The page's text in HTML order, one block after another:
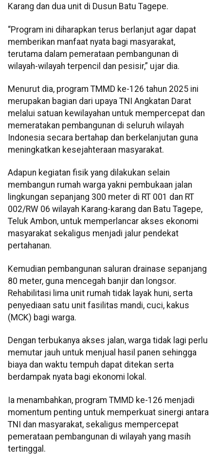
Karang dan dua unit di Dusun Batu Tagepe.
“Program ini diharapkan terus berlanjut agar dapat
memberikan manfaat nyata bagi masyarakat,
terutama dalam pemerataan pembangunan di
wilayah-wilayah terpencil dan pesisir,” ujar dia.
Menurut dia, program TMMD ke-126 tahun 2025 ini
merupakan bagian dari upaya TNI Angkatan Darat
melalui satuan kewilayahan untuk mempercepat dan
memeratakan pembangunan di seluruh wilayah
Indonesia secara bertahap dan berkelanjutan guna
meningkatkan kesejahteraan masyarakat.
Adapun kegiatan fisik yang dilakukan selain
membangun rumah warga yakni pembukaan jalan
lingkungan sepanjang 300 meter di RT 001 dan RT
002/RW 06 wilayah Karang-karang dan Batu Tagepe,
Teluk Ambon, untuk memperlancar akses ekonomi
masyarakat sekaligus menjadi jalur pendekat
pertahanan.
Kemudian pembangunan saluran drainase sepanjang
80 meter, guna mencegah banjir dan longsor.
Rehabilitasi lima unit rumah tidak layak huni, serta
penyediaan satu unit fasilitas mandi, cuci, kakus
(MCK) bagi warga.
Dengan terbukanya akses jalan, warga tidak lagi perlu
memutar jauh untuk menjual hasil panen sehingga
biaya dan waktu tempuh dapat ditekan serta
berdampak nyata bagi ekonomi lokal.
Ia menambahkan, program TMMD ke-126 menjadi
momentum penting untuk memperkuat sinergi antara
TNI dan masyarakat, sekaligus mempercepat
pemerataan pembangunan di wilayah yang masih
tertinggal.